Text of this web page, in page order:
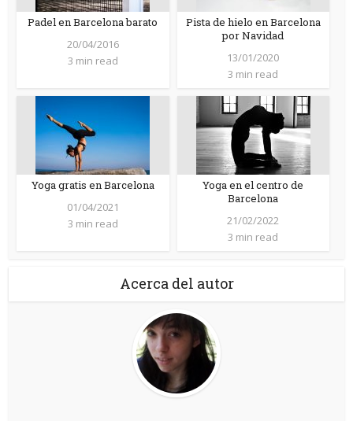
Padel en Barcelona barato
20/04/2016
3 min read
Pista de hielo en Barcelona
por Navidad
13/01/2020
3 min read
Yoga gratis en Barcelona
01/04/2021
3 min read
Yoga en el centro de
Barcelona
21/02/2022
3 min read
Acerca del autor